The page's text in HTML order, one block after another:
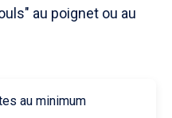
au poignet ou au
au minimum